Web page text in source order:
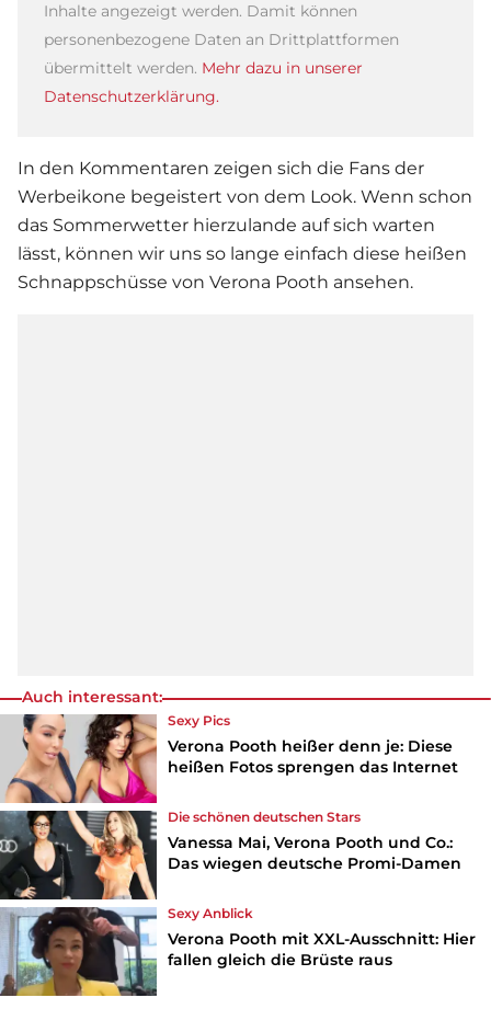
Inhalte angezeigt werden. Damit können
personenbezogene Daten an Drittplattformen
übermittelt werden. Mehr dazu in unserer
Datenschutzerklärung.
In den Kommentaren zeigen sich die Fans der
Werbeikone begeistert von dem Look. Wenn schon
das Sommerwetter hierzulande auf sich warten
lässt, können wir uns so lange einfach diese heißen
Schnappschüsse von Verona Pooth ansehen.
Auch interessant:
Sexy Pics
Verona Pooth heißer denn je: Diese
heißen Fotos sprengen das Internet
Die schönen deutschen Stars
Vanessa Mai, Verona Pooth und Co.:
Das wiegen deutsche Promi-Damen
Sexy Anblick
Verona Pooth mit XXL-Ausschnitt: Hier
fallen gleich die Brüste raus